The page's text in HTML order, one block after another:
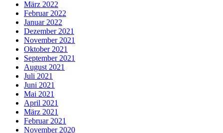
März 2022
Februar 2022
Januar 2022
Dezember 2021
November 2021
Oktober 2021
September 2021
August 2021
Juli 2021
Juni 2021
Mai 2021
April 2021
März 2021
Februar 2021
November 2020